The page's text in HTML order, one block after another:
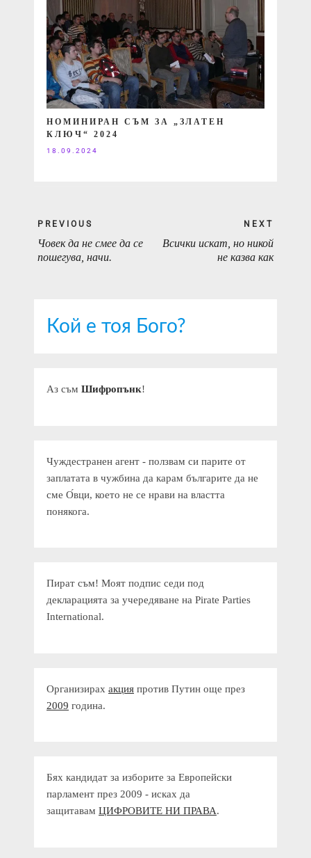
НОМИНИРАН СЪМ ЗА „ЗЛАТЕН
КЛЮЧ“ 2024
18.09.2024
PREVIOUS
PREVIOUS
Човек да не смее да се
пошегува, начи.
NEXT
Всички искат, но никой
не казва как
Кой е тоя Бого?
Аз съм Шифропънк!
Чуждестранен агент - ползвам си парите от
заплатата в чужбина да карам българите да не
сме О́вци, което не се нрави на властта
понякога.
Пират съм! Моят подпис седи под
декларацията за учередяване на Pirate Parties
International.
Организирах акция против Путин още през
2009 година.
Бях кандидат за изборите за Европейски
парламент през 2009 - исках да
защитавам ЦИФРОВИТЕ НИ ПРАВА.